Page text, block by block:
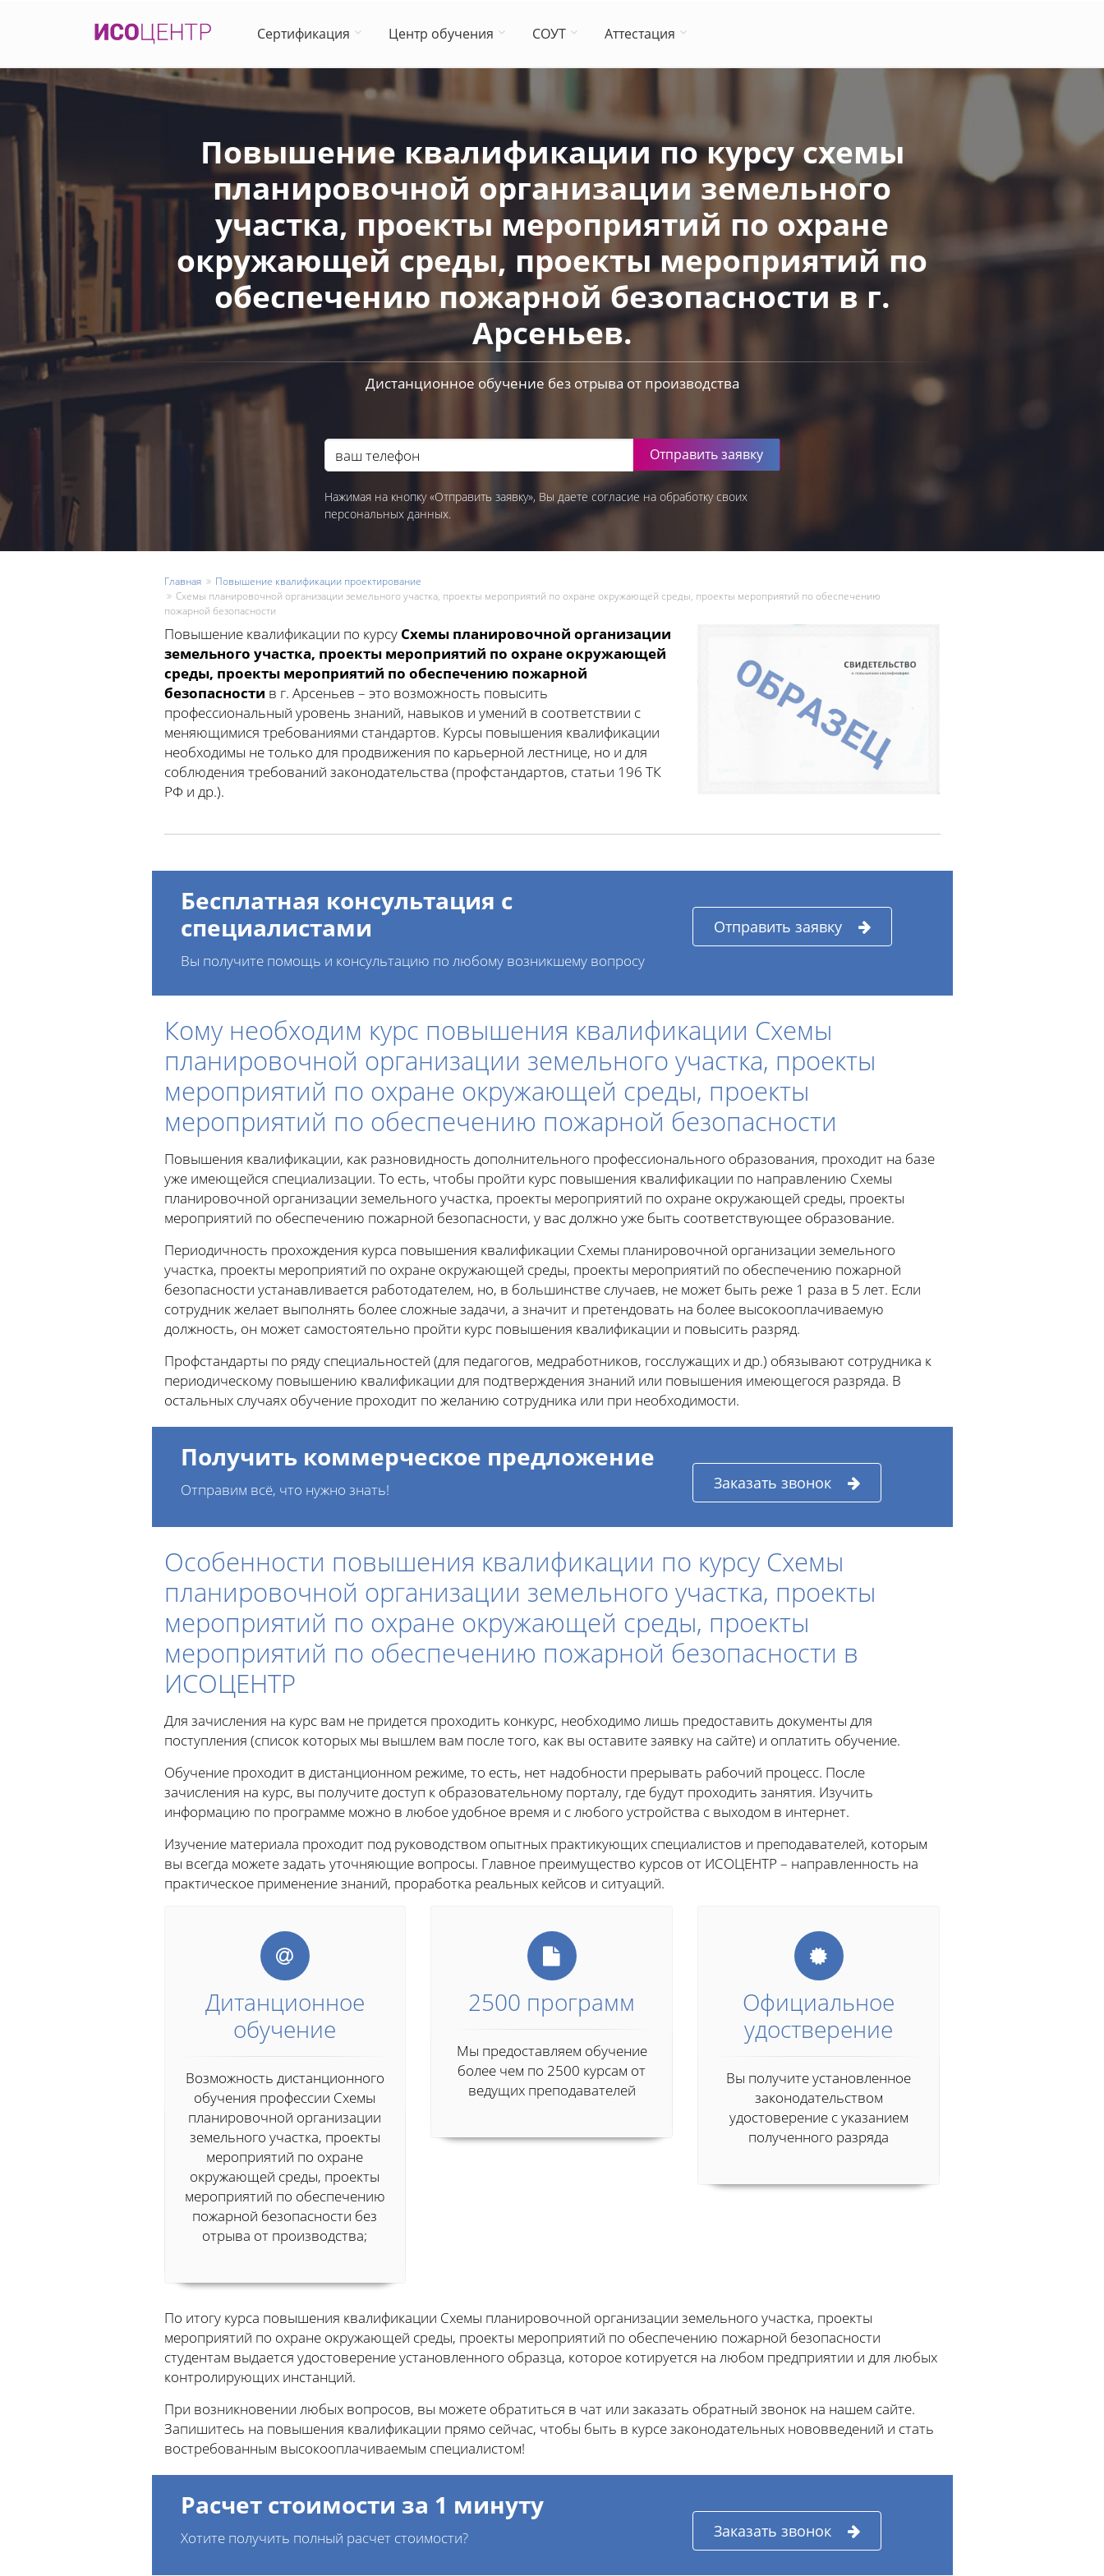
Сертификация Центр обучения СОУТ Аттестация
Повышение квалификации по курсу схемы
планировочной организации земельного
участка, проекты мероприятий по охране
окружающей среды, проекты мероприятий по
обеспечению пожарной безопасности в г.
Арсеньев.
Дистанционное обучение без отрыва от производства
Отправить заявку
Нажимая на кнопку «Отправить заявку», Вы даете согласие на обработку своих
персональных данных.
Главная
Повышение квалификации проектирование
Схемы планировочной организации земельного участка, проекты мероприятий по охране окружающей среды, проекты мероприятий по обеспечению
пожарной безопасности
Повышение квалификации по курсу Схемы планировочной организации
земельного участка, проекты мероприятий по охране окружающей
среды, проекты мероприятий по обеспечению пожарной
безопасности в г. Арсеньев – это возможность повысить
профессиональный уровень знаний, навыков и умений в соответствии с
меняющимися требованиями стандартов. Курсы повышения квалификации
необходимы не только для продвижения по карьерной лестнице, но и для
соблюдения требований законодательства (профстандартов, статьи 196 ТК
РФ и др.).
Бесплатная консультация с
специалистами
Вы получите помощь и консультацию по любому возникшему вопросу
Отправить заявку
Кому необходим курс повышения квалификации Схемы
планировочной организации земельного участка, проекты
мероприятий по охране окружающей среды, проекты
мероприятий по обеспечению пожарной безопасности
Повышения квалификации, как разновидность дополнительного профессионального образования, проходит на базе
уже имеющейся специализации. То есть, чтобы пройти курс повышения квалификации по направлению Схемы
планировочной организации земельного участка, проекты мероприятий по охране окружающей среды, проекты
мероприятий по обеспечению пожарной безопасности, у вас должно уже быть соответствующее образование.
Периодичность прохождения курса повышения квалификации Схемы планировочной организации земельного
участка, проекты мероприятий по охране окружающей среды, проекты мероприятий по обеспечению пожарной
безопасности устанавливается работодателем, но, в большинстве случаев, не может быть реже 1 раза в 5 лет. Если
сотрудник желает выполнять более сложные задачи, а значит и претендовать на более высокооплачиваемую
должность, он может самостоятельно пройти курс повышения квалификации и повысить разряд.
Профстандарты по ряду специальностей (для педагогов, медработников, госслужащих и др.) обязывают сотрудника к
периодическому повышению квалификации для подтверждения знаний или повышения имеющегося разряда. В
остальных случаях обучение проходит по желанию сотрудника или при необходимости.
Получить коммерческое предложение
Отправим всё, что нужно знать! Заказать звонок
Особенности повышения квалификации по курсу Схемы
планировочной организации земельного участка, проекты
мероприятий по охране окружающей среды, проекты
мероприятий по обеспечению пожарной безопасности в
ИСОЦЕНТР
Для зачисления на курс вам не придется проходить конкурс, необходимо лишь предоставить документы для
поступления (список которых мы вышлем вам после того, как вы оставите заявку на сайте) и оплатить обучение.
Обучение проходит в дистанционном режиме, то есть, нет надобности прерывать рабочий процесс. После
зачисления на курс, вы получите доступ к образовательному порталу, где будут проходить занятия. Изучить
информацию по программе можно в любое удобное время и с любого устройства с выходом в интернет.
Изучение материала проходит под руководством опытных практикующих специалистов и преподавателей, которым
вы всегда можете задать уточняющие вопросы. Главное преимущество курсов от ИСОЦЕНТР – направленность на
практическое применение знаний, проработка реальных кейсов и ситуаций.
Дитанционное
обучение
Возможность дистанционного
обучения профессии Схемы
планировочной организации
земельного участка, проекты
мероприятий по охране
окружающей среды, проекты
мероприятий по обеспечению
пожарной безопасности без
отрыва от производства;
2500 программ
Мы предоставляем обучение
более чем по 2500 курсам от
ведущих преподавателей
Официальное
удостверение
Вы получите установленное
законодательством
удостоверение с указанием
полученного разряда
По итогу курса повышения квалификации Схемы планировочной организации земельного участка, проекты
мероприятий по охране окружающей среды, проекты мероприятий по обеспечению пожарной безопасности
студентам выдается удостоверение установленного образца, которое котируется на любом предприятии и для любых
контролирующих инстанций.
При возникновении любых вопросов, вы можете обратиться в чат или заказать обратный звонок на нашем сайте.
Запишитесь на повышения квалификации прямо сейчас, чтобы быть в курсе законодательных нововведений и стать
востребованным высокооплачиваемым специалистом!
Расчет стоимости за 1 минуту
Хотите получить полный расчет стоимости? Заказать звонок